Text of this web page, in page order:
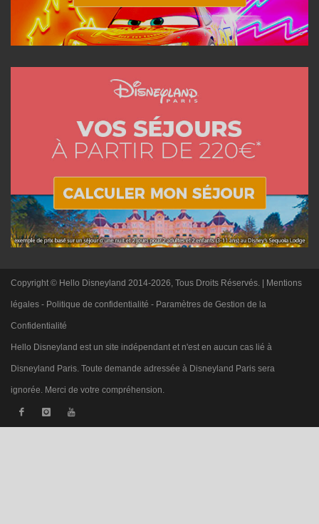
Copyright © Hello Disneyland 2014-2026, Tous Droits Réservés. | Mentions
légales - Politique de confidentialité - Paramètres de Gestion de la
Confidentialité
Hello Disneyland est un site indépendant et n'est en aucun cas lié à
Disneyland Paris. Toute demande adressée à Disneyland Paris sera
ignorée. Merci de votre compréhension.